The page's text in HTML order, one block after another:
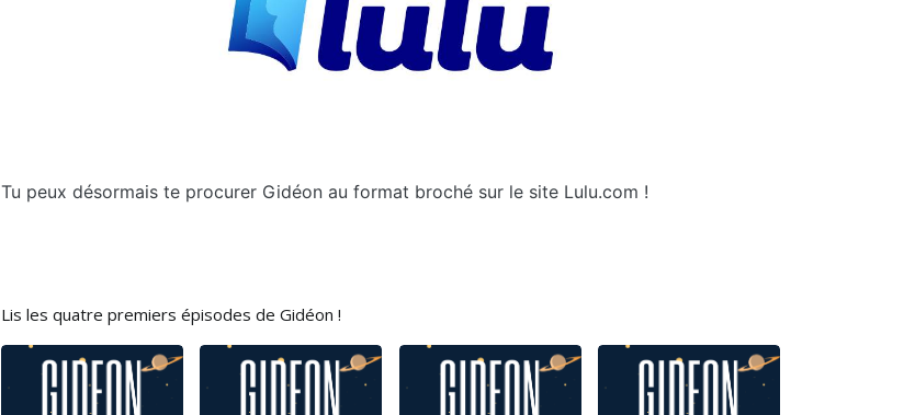
Tu peux désormais te procurer Gidéon au format broché sur le site Lulu.com !
Lis les quatre premiers épisodes de Gidéon !